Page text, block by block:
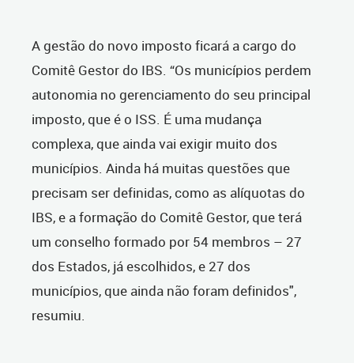
A gestão do novo imposto ficará a cargo do
Comitê Gestor do IBS. “Os municípios perdem
autonomia no gerenciamento do seu principal
imposto, que é o ISS. É uma mudança
complexa, que ainda vai exigir muito dos
municípios. Ainda há muitas questões que
precisam ser definidas, como as alíquotas do
IBS, e a formação do Comitê Gestor, que terá
um conselho formado por 54 membros – 27
dos Estados, já escolhidos, e 27 dos
municípios, que ainda não foram definidos",
resumiu.